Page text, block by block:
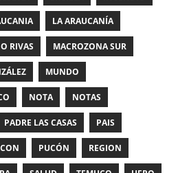
LA ARAUCANÍA
RIVAS MACROZONA SUR
MUNDO
NOTA NOTAS
PADRE LAS CASAS PAIS
PUCÓN REGION